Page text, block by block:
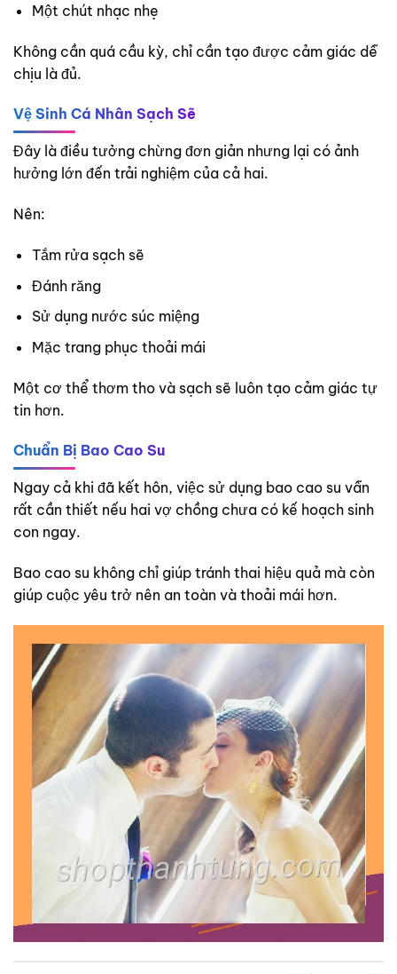
Một chút nhạc nhẹ
Không cần quá cầu kỳ, chỉ cần tạo được cảm giác dễ
chịu là đủ.
Vệ Sinh Cá Nhân Sạch Sẽ
Đây là điều tưởng chừng đơn giản nhưng lại có ảnh
hưởng lớn đến trải nghiệm của cả hai.
Nên:
Tắm rửa sạch sẽ
Đánh răng
Sử dụng nước súc miệng
Mặc trang phục thoải mái
Một cơ thể thơm tho và sạch sẽ luôn tạo cảm giác tự
tin hơn.
Chuẩn Bị Bao Cao Su
Ngay cả khi đã kết hôn, việc sử dụng bao cao su vẫn
rất cần thiết nếu hai vợ chồng chưa có kế hoạch sinh
con ngay.
Bao cao su không chỉ giúp tránh thai hiệu quả mà còn
giúp cuộc yêu trở nên an toàn và thoải mái hơn.